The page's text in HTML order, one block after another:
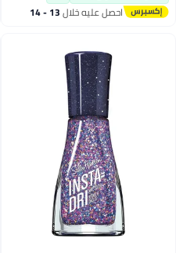
احصل عليه خلال 13 - 14
اغسطس